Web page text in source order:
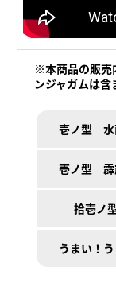
※本商品の販売
ンジャガムは含
壱ノ型 水
壱ノ型 霹
拾壱ノ
うまい！う